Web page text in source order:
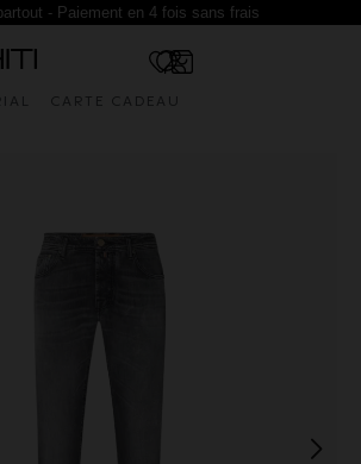
- Paiement en 4 fois sans frais
CARTE CADEAU